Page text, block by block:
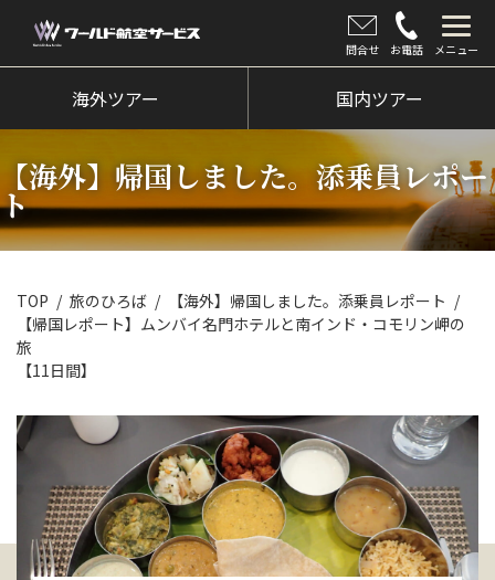
問合せ お電話 メニュー
海外ツアー
国内ツアー
クルーズツアー
ツアー催行状況
旅のひろば
イベント
会社情報
お問い合わせ
海外ツアー 国内ツアー
【海外】帰国しました。添乗員レポー
ト
TOP 旅のひろば
【海外】帰国しました。添乗員レポート
【帰国レポート】ムンバイ名門ホテルと南インド・コモリン岬の
旅
【11日間】